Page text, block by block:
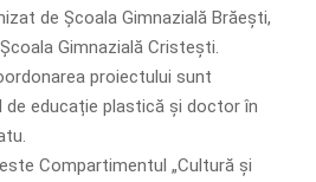
de Școala Gimnazială Brăești,
Gimnazială Cristești.
proiectului sunt
educație plastică și doctor în
Compartimentul „Cultură și